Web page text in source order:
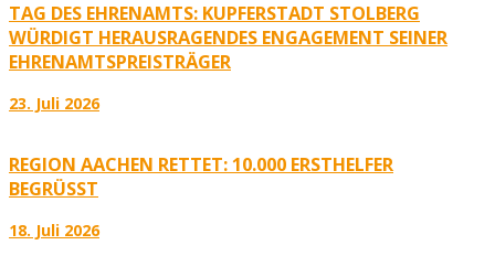
TAG DES EHRENAMTS: KUPFERSTADT STOLBERG
WÜRDIGT HERAUSRAGENDES ENGAGEMENT SEINER
EHRENAMTSPREISTRÄGER
23. Juli 2026
REGION AACHEN RETTET: 10.000 ERSTHELFER
BEGRÜSST
18. Juli 2026